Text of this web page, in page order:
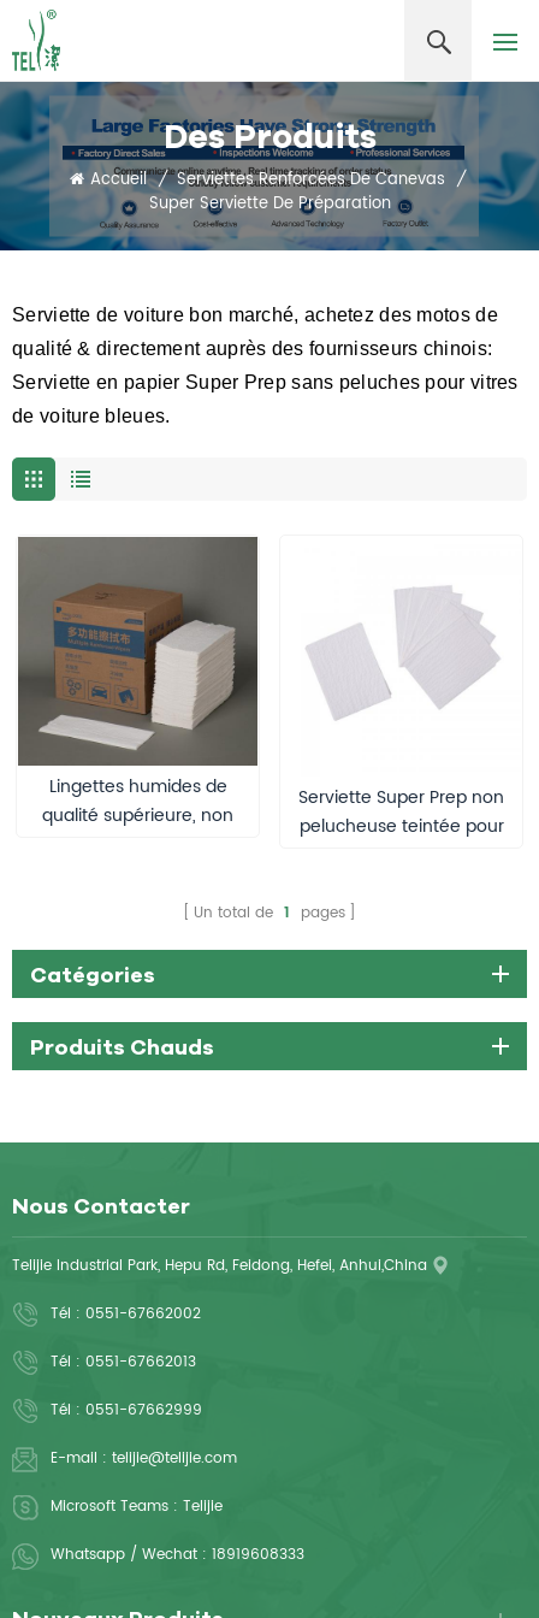
Des Produits
Accueil / Serviettes Renforcées De Canevas /
Super Serviette De Préparation
Serviette de voiture bon marché, achetez des motos de
qualité & directement auprès des fournisseurs chinois:
Serviette en papier Super Prep sans peluches pour vitres
de voiture bleues.
Lingettes humides de
qualité supérieure, non
huiles, destinées à un
Serviette Super Prep non
pelucheuse teintée pour
Un total de 1 pages
Catégories
Produits Chauds
Nous Contacter
Telijie Industrial Park, Hepu Rd, Feidong, Hefei, Anhui,China
Tél : 0551-67662002
Tél : 0551-67662013
Tél : 0551-67662999
E-mail : telijie@telijie.com
Microsoft Teams : Telijie
Whatsapp / Wechat : 18919608333